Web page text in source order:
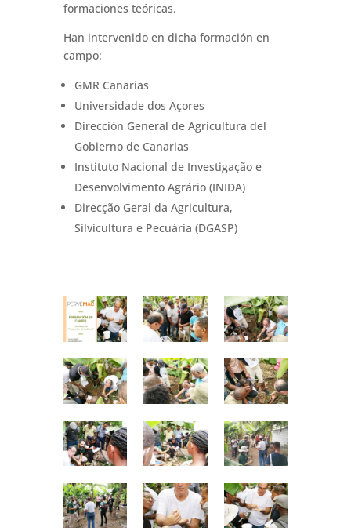
formaciones teóricas.
Han intervenido en dicha formación en
campo:
GMR Canarias
Universidade dos Açores
Dirección General de Agricultura del
Gobierno de Canarias
Instituto Nacional de Investigação e
Desenvolvimento Agrário (INIDA)
Direcção Geral da Agricultura,
Silvicultura e Pecuária (DGASP)